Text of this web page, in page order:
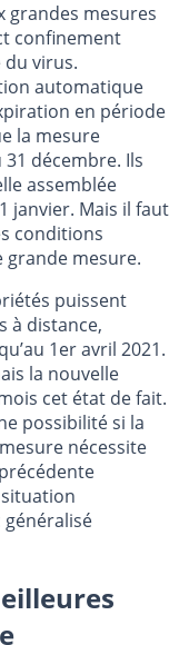
grandes mesures
confinement
virus.
automatique
en période
la mesure
décembre. Ils
assemblée
janvier. Mais il faut
conditions
grande mesure.
puissent
à distance,
1er avril 2021.
la nouvelle
cet état de fait.
possibilité si la
nécessite